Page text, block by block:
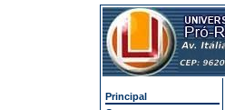
Principal